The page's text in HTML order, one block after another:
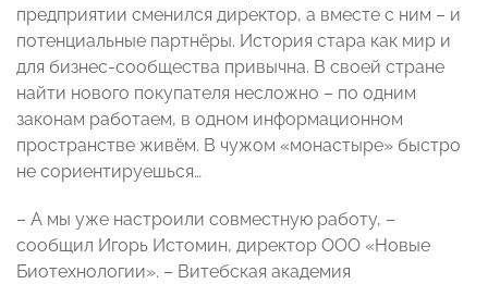
предприятии сменился директор, а вместе с ним – и
потенциальные партнёры. История стара как мир и
для бизнес-сообщества привычна. В своей стране
найти нового покупателя несложно – по одним
законам работаем, в одном информационном
пространстве живём. В чужом «монастыре» быстро
не сориентируешься…
– А мы уже настроили совместную работу, –
сообщил Игорь Истомин, директор ООО «Новые
Биотехнологии». – Витебская академия